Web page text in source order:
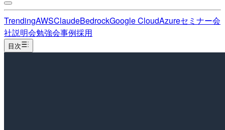
TrendingAWSClaudeBedrockGoogle CloudAzureセミナー会
社説明会勉強会事例採用
目次